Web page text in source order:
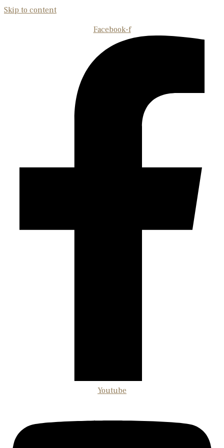
Skip to content
Facebook-f
Youtube